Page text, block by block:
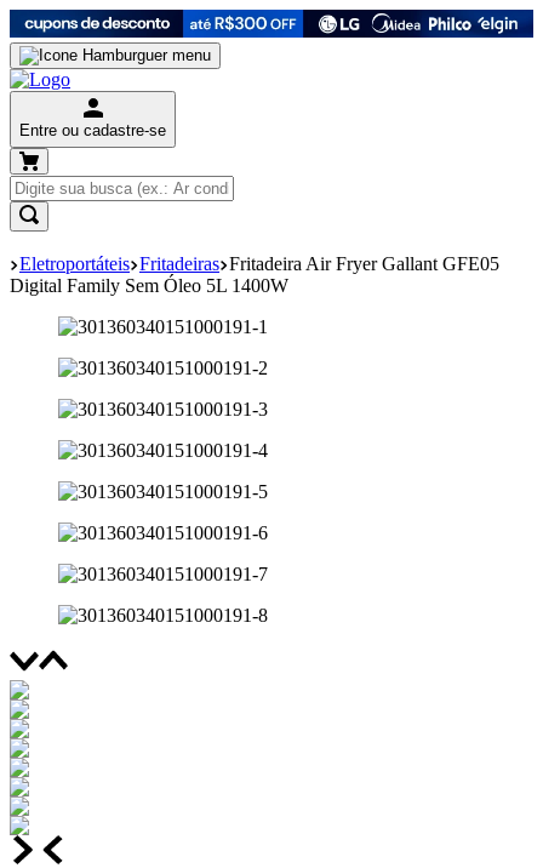
Entre ou cadastre-se
Eletroportáteis Fritadeiras Fritadeira Air Fryer Gallant GFE05
Digital Family Sem Óleo 5L 1400W